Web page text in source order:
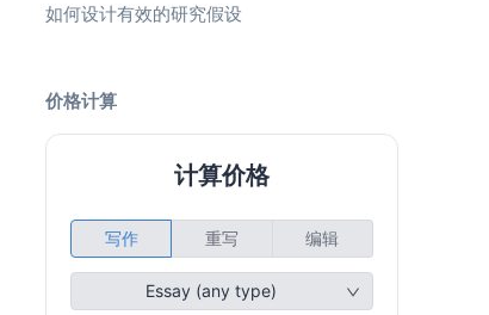
如何设计有效的研究假设
价格计算